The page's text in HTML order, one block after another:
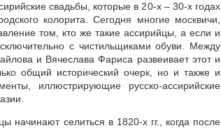
свадьбы, которые в 20-х – 30-х годах
колорита. Сегодня многие москвичи,
том, кто же такие ассирийцы, а если и
с чистильщиками обуви. Между
и Вячеслава Фариса развеивает этот и
общий исторический очерк, но и также и
иллюстрирующие русско-ассирийские
начинают селиться в 1820-х гг., когда после